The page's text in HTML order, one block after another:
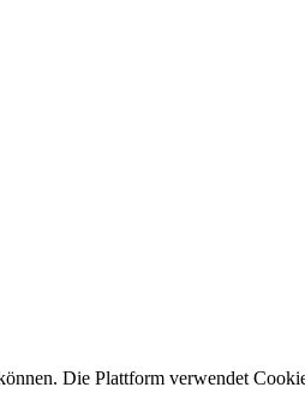
Die Plattform verwendet